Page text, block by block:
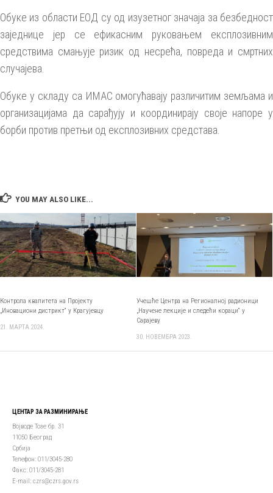
Обуке из области ЕОД су од изузетног значаја за безбедност
заједнице јер се ефикасним руковањем експлозивним
средствима смањује ризик од несрећа, повреда и смртних
случајева.
Обуке у складу са ИМАС омогућавају различитим земљама и
организацијама да сарађују и координирају своје напоре у
борби против претњи од експлозивних средстава.
YOU MAY ALSO LIKE...
Контрола квалитета на Пројекту
„Иновациони дистрикт“ у Крагујевцу
21. МАРТА 2024.
Учешће Центра на Регионалној радионици
„Научене лекције и следећи кораци“ у
Сарајеву
30. НОВЕМБРА 2023.
ЦЕНТАР ЗА РАЗМИНИРАЊЕ
Војводе Тозе бр. 31
11050 Београд
Србија
Телефон: 011/3045-280
Факс: 011/3045-281
Е-mail: czrs@czrs.gov.rs